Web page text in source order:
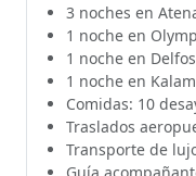
3 noches en
1 noche en
1 noche en Delfos
1 noche en
Comidas: 10
Traslados
Transporte de
Guía